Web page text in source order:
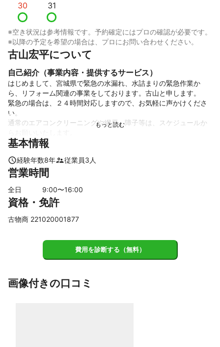
30 31
※空き状況は参考情報です。予約確定にはプロの確認が必要です。
※以降の予定を希望の場合は、プロにお問い合わせください。
古山宏平について
自己紹介（事業内容・提供するサービス）
はじめまして、宮城県で緊急の水漏れ、水詰まりの緊急作業か
ら、リフォーム関連の事業をしております。古山と申します。
緊急の場合は、２４時間対応しますので、お気軽に声かけくださ
い。
通常のエアコンクリーニングや網戸、障子等は、スケジュールか
出来るだけ、現状を見てからのお見積りをさせていただければ、
これまでの実績
ネットを関連の会社様より、年間500件以上のお住いのトラブル
一般の方から、飲食、アパート、マンションオーナー様より、数
多くの水回りの困り事や、改装、撤去、リフォームをやらせて頂
アピールポイント
基本情報
経験年数8年 従業員3 人
営業時間
全日 9:00〜16:00
資格・免許
古物商 221020001877
費用を診断する（無料）
画像付きの口コミ